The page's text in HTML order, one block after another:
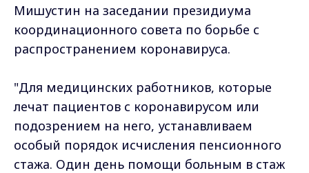
Мишустин на заседании президиума
координационного совета по борьбе с
распространением коронавируса.
"Для медицинских работников, которые
лечат пациентов с коронавирусом или
подозрением на него, устанавливаем
особый порядок исчисления пенсионного
стажа. Один день помощи больным в стаж